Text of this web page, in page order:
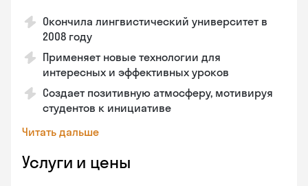
Окончила лингвистический университет в
2008 году
Применяет новые технологии для
интересных и эффективных уроков
Создает позитивную атмосферу, мотивируя
студентов к инициативе
Читать дальше
Услуги и цены